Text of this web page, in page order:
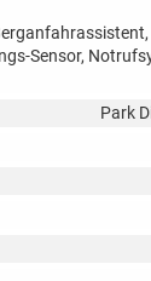
Sensor,
Park